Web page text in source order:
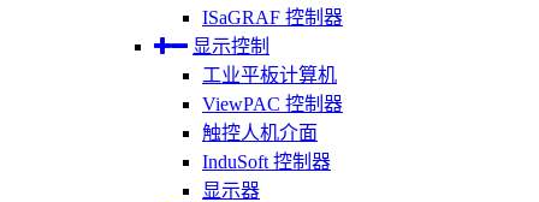
ISaGRAF 控制器
显示控制
工业平板计算机
ViewPAC 控制器
触控人机介面
InduSoft 控制器
显示器